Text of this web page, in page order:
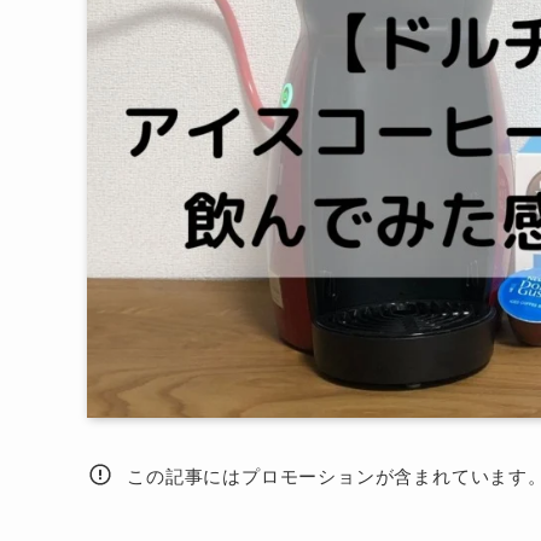
この記事にはプロモーションが含まれています